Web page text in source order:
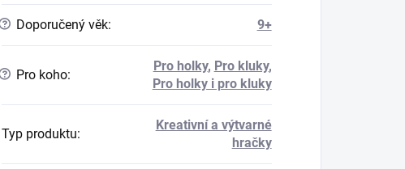
? Doporučený věk: 9+
? Pro koho:
Pro holky, Pro kluky,
Pro holky i pro kluky
Typ produktu:
Kreativní a výtvarné
hračky